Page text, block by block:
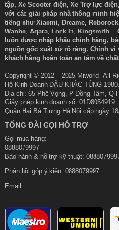
Điều Khiển Bằng
Điều hòa tương thích với Google
tập, Xe Scooter điện, Xe Trợ lực
với các giải pháp nhà thông minh
tiếng như Xiaomi, Dreame,
Wanbo, Aqara, Lock In, Kingsmith...
luôn được nhập khẩu chính hãng,
nguồn gốc xuất xứ rõ ràng. Chính vì
khách hàng hoàn toàn an tâm về
Copyright © 2012 – 2025 Miworld All
Hộ Kinh Doanh ĐẬU KHẮC TÙNG
Địa chỉ: 65 Phố Vọng, P Đồng Tâm, Q
Giấy phép kinh doanh số:
Quận Hai Bà Trưng Hà Nội cấp ngày
TỔNG ĐÀI GỌI HỖ TRỢ
Gọi mua hàng:
0888079997
Bảo hành & hỗ trợ kỹ thuật:
Phản hồi góp ý kiến: 0888079997
Email: